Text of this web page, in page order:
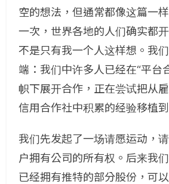
空的想法，但通常都像这篇一
一次，世界各地的人们确实都
不是只有我一个人这样想。我
端：我们中许多人已经在“平台
帜下展开合作，正在尝试把从
信用合作社中积累的经验移植
我们先发起了一场请愿运动，
户拥有公司的所有权。后来我
已经拥有推特的部分股份，可